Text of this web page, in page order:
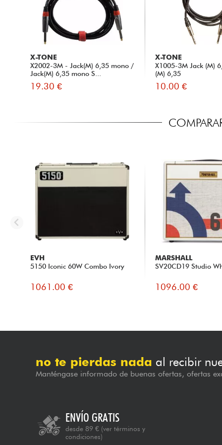
X-TONE
X2002-3M - Jack(M) 6,35 mono /
Jack(M) 6,35 mono S...
19.30 €
X-TONE
X1005-3M Jack (M)
(M) 6,35
10.00 €
EVH
5150 Iconic 60W Combo Ivory
1061.00 €
MARSHALL
SV20CD19 Studio
1096.00 €
no te pierdas nada al recibir
Manténgase informado de buenas ofertas, ofertas
ENVÍO GRATIS
desde 89 € (ver términos y
condiciones)